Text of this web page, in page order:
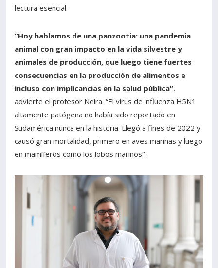
lectura esencial.
“Hoy hablamos de una panzootia: una pandemia
animal con gran impacto en la vida silvestre y
animales de producción, que luego tiene fuertes
consecuencias en la producción de alimentos e
incluso con implicancias en la salud pública”,
advierte el profesor Neira. “El virus de influenza H5N1
altamente patógena no había sido reportado en
Sudamérica nunca en la historia. Llegó a fines de 2022 y
causó gran mortalidad, primero en aves marinas y luego
en mamíferos como los lobos marinos”.